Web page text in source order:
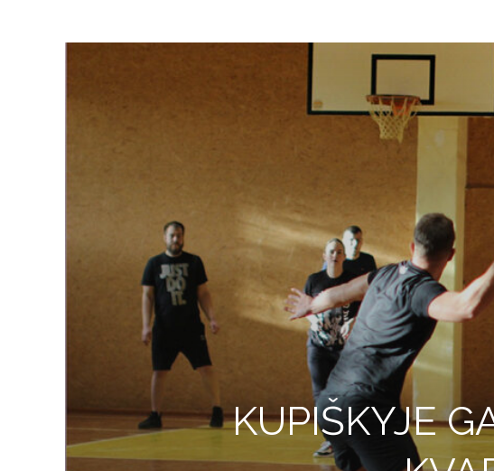
KUPIŠKYJE